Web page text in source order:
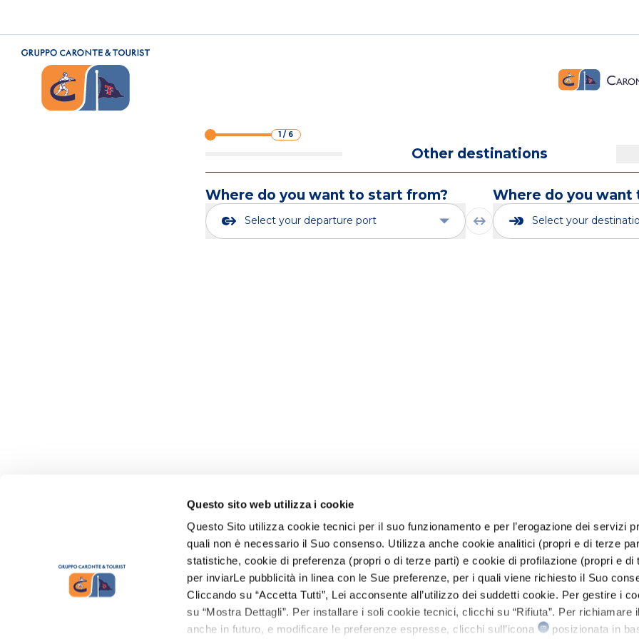
Questo sito web utilizza i cookie
Questo Sito utilizza cookie tecnici per il suo funzionamento e per l’erogazione dei servizi
quali non è necessario il Suo consenso. Utilizza anche cookie analitici (propri e di terze
statistiche, cookie di preferenza (propri o di terze parti) e cookie di profilazione (propri e di
per inviarLe pubblicità in linea con le Sue preferenze, per i quali viene richiesto il Suo
Cliccando su “Accetta Tutti”, Lei acconsente all’utilizzo dei suddetti cookie. Per gestire i
su “Mostra Dettagli”. Per installare i soli cookie tecnici, clicchi su “Rifiuta”. Per richiamare
anche in futuro, e modificare le preferenze espresse, clicchi sull’icona
posizionata in
1/ 6
Other destinations
Where do you want to start from?
Select your departure port
Where do you want
Select your